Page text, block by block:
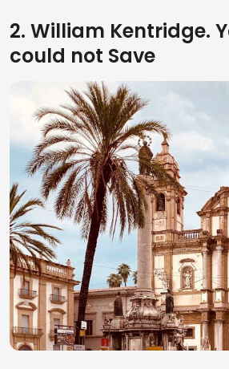
2. William Kentridge.
could not Save